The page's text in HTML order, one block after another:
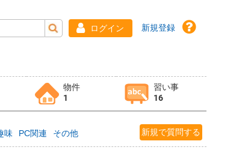
ログイン 新規登録
物件
1
習い事
16
味 PC関連 その他 新規で質問する